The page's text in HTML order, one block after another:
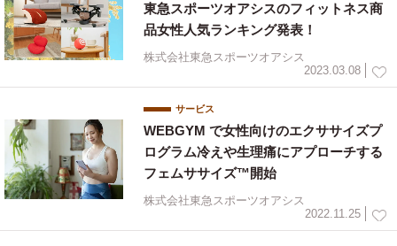
東急スポーツオアシスのフィットネス商
品女性人気ランキング発表！
株式会社東急スポーツオアシス
2023.03.08
サービス
WEBGYM で女性向けのエクササイズプ
ログラム冷えや生理痛にアプローチする
フェムササイズ™開始
株式会社東急スポーツオアシス
2022.11.25